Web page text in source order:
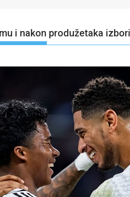
i nakon produžetaka